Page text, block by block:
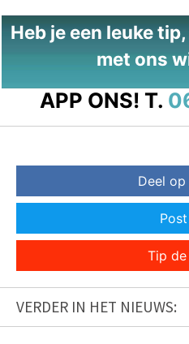
Heb je een leuke
met ons
APP ONS! T.
Deel
Tip
VERDER IN HET NIEUWS: